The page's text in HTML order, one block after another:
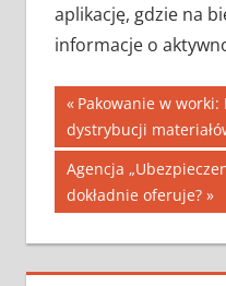
aplikację, gdzie na
informacje o
Nawigacja
wpisu
Previous
Post:
Pakowanie w
dystrybucji
Next
Post:
Agencja
dokładnie oferuje?